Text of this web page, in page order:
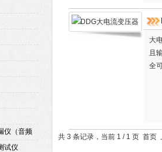
仪（音频
试仪
大
且
全
共 3 条记录，当前 1 / 1 页 首